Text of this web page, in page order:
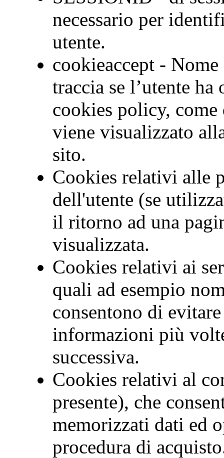
necessario per
utente.
cookieaccept -
traccia se l’utente
cookies policy,
viene visualizzato
sito.
Cookies relativi alle
dell'utente (se
il ritorno ad una
visualizzata.
Cookies relativi ai
quali ad esempio
consentono di
informazioni più
successiva.
Cookies relativi al
presente), che
memorizzati dati ed
procedura di